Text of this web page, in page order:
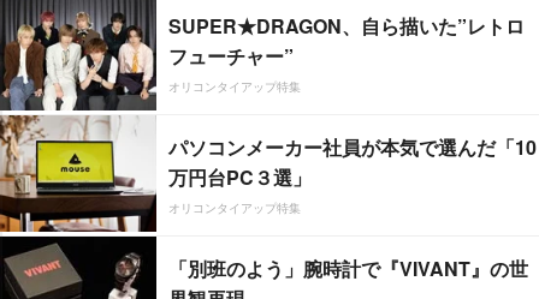
SUPER★DRAGON、自ら描いた”レトロ
フューチャー”
オリコンタイアップ特集
パソコンメーカー社員が本気で選んだ「10
万円台PC３選」
オリコンタイアップ特集
「別班のよう」腕時計で『VIVANT』の世